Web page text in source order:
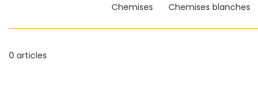
Chemises Chemises blanches
0 articles